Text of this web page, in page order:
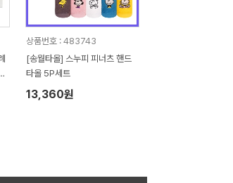
상품번호 : 483743
[송월타올] 스누피 피너츠 핸드
타올 5P세트
13,360원